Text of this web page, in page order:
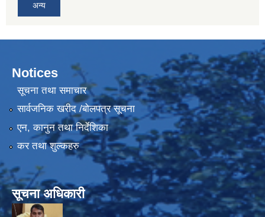
अन्य
Notices
सूचना तथा समाचार
सार्वजनिक खरीद /बोलपत्र सूचना
एन, कानुन तथा निर्देशिका
कर तथा शुल्कहरु
सूचना अधिकारी